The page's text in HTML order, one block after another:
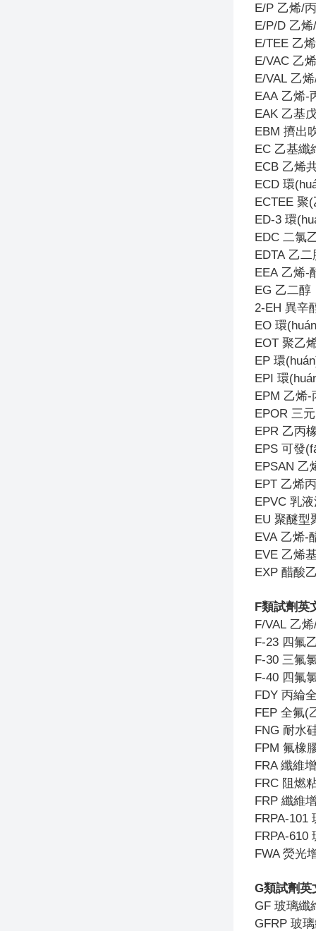
E/P 乙烯/
E/P/D 乙
E/TEE 乙
E/VAC 乙
E/VAL 乙
EAA 乙烯-
EAK 乙基
EBM 擠出
EC 乙基纖
ECB 乙烯
ECD 環
ECTEE 聚(
ED-3 環
EDC 二氯
EDTA 乙二
EEA 乙烯-
EG 乙二醇
2-EH 異辛
EO 環
EOT 聚乙
EP 環
EPI 環
EPM 乙烯-
EPOR 三
EPR 乙丙
EPS 可發
EPSAN 乙
EPT 乙烯
EPVC 乳
EU 聚醚型
EVA 乙烯-
EVE 乙烯
EXP 醋酸
F類試劑英
F/VAL 乙
F-23 四氟
F-30 三氟
F-40 四氟
FDY 丙綸
FEP 全氟(
FNG 耐水
FPM 氟橡
FRA纖維
FRC 阻燃
FRP 纖維
FRPA-101
FRPA-610
FWA熒光
G類試劑英
GF 玻璃纖
GFRP 玻